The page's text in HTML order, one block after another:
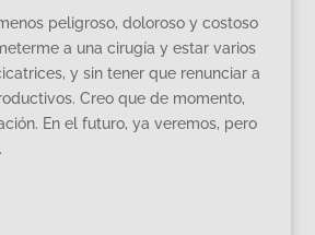
peligroso, doloroso y costoso
a una cirugía y estar varios
y sin tener que renunciar a
Creo que de momento,
En el futuro, ya veremos, pero